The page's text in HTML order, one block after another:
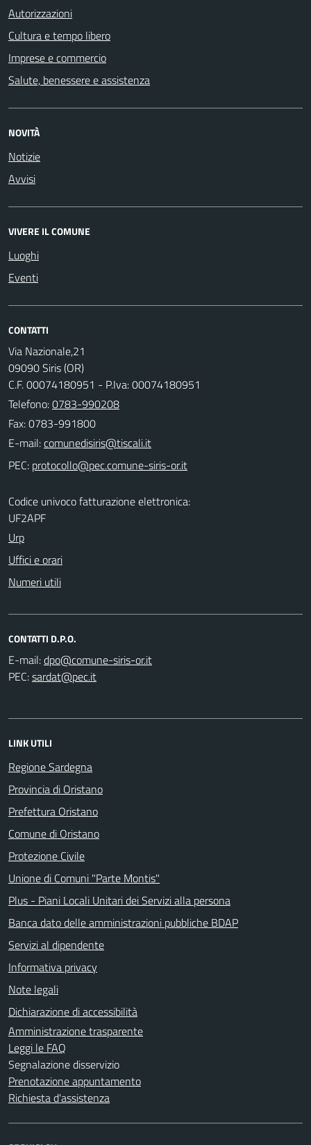
Autorizzazioni
Cultura e tempo libero
Imprese e commercio
Salute, benessere e assistenza
NOVITÀ
Notizie
Avvisi
VIVERE IL COMUNE
Luoghi
Eventi
CONTATTI
Via Nazionale,21
09090 Siris (OR)
C.F. 00074180951 - P.Iva: 00074180951
Telefono:0783-990208
Fax: 0783-991800
E-mail:
PEC:
Codice univoco fatturazione elettronica:
UF2APF
Urp
Uffici e orari
Numeri utili
CONTATTI D.P.O.
E-mail:
PEC:
LINK UTILI
Regione Sardegna
Provincia di Oristano
Prefettura Oristano
Comune di Oristano
Protezione Civile
Unione di Comuni "Parte Montis"
Plus - Piani Locali Unitari dei Servizi alla persona
Banca dato delle amministrazioni pubbliche BDAP
Servizi al dipendente
Informativa privacy
Note legali
Dichiarazione di accessibilità
Amministrazione trasparente
Leggi le FAQ
Segnalazione disservizio
Prenotazione appuntamento
Richiesta d'assistenza